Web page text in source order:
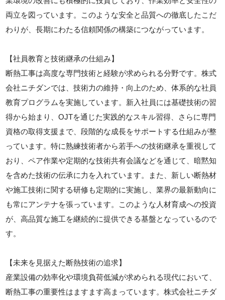
両立を図っています。このような安全と品質への徹底したこだ
わりが、長期にわたる信頼関係の構築につながっています。
【社員教育と技術継承の仕組み】
断熱工事は高度な専門技術と経験が求められる分野です。株式
会社ニチダンでは、技術力の維持・向上のため、体系的な社員
教育プログラムを実施しています。新入社員には基礎技術の習
得から始まり、OJTを通じた実践的なスキル習得、さらに専門
資格の取得支援まで、段階的な成長をサポートする仕組みが整
っています。特に熟練技術者から若手への技術継承を重視して
おり、ペア作業や定期的な技術共有会議などを通じて、暗黙知
を含めた技術の伝承に力を入れています。また、新しい断熱材
や施工技術に関する研修も定期的に実施し、業界の最新動向に
も常にアンテナを張っています。このような人材育成への投資
が、高品質な施工を継続的に提供できる基盤となっているので
す。
【未来を見据えた断熱技術の追求】
産業設備の効率化や環境負荷低減が求められる現代において、
断熱工事の重要性はますます高まっています。株式会社ニチダ